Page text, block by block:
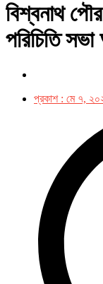
বিশ্বনাথ
পরিচিতি সভা
প্রকাশ : মে ৭,